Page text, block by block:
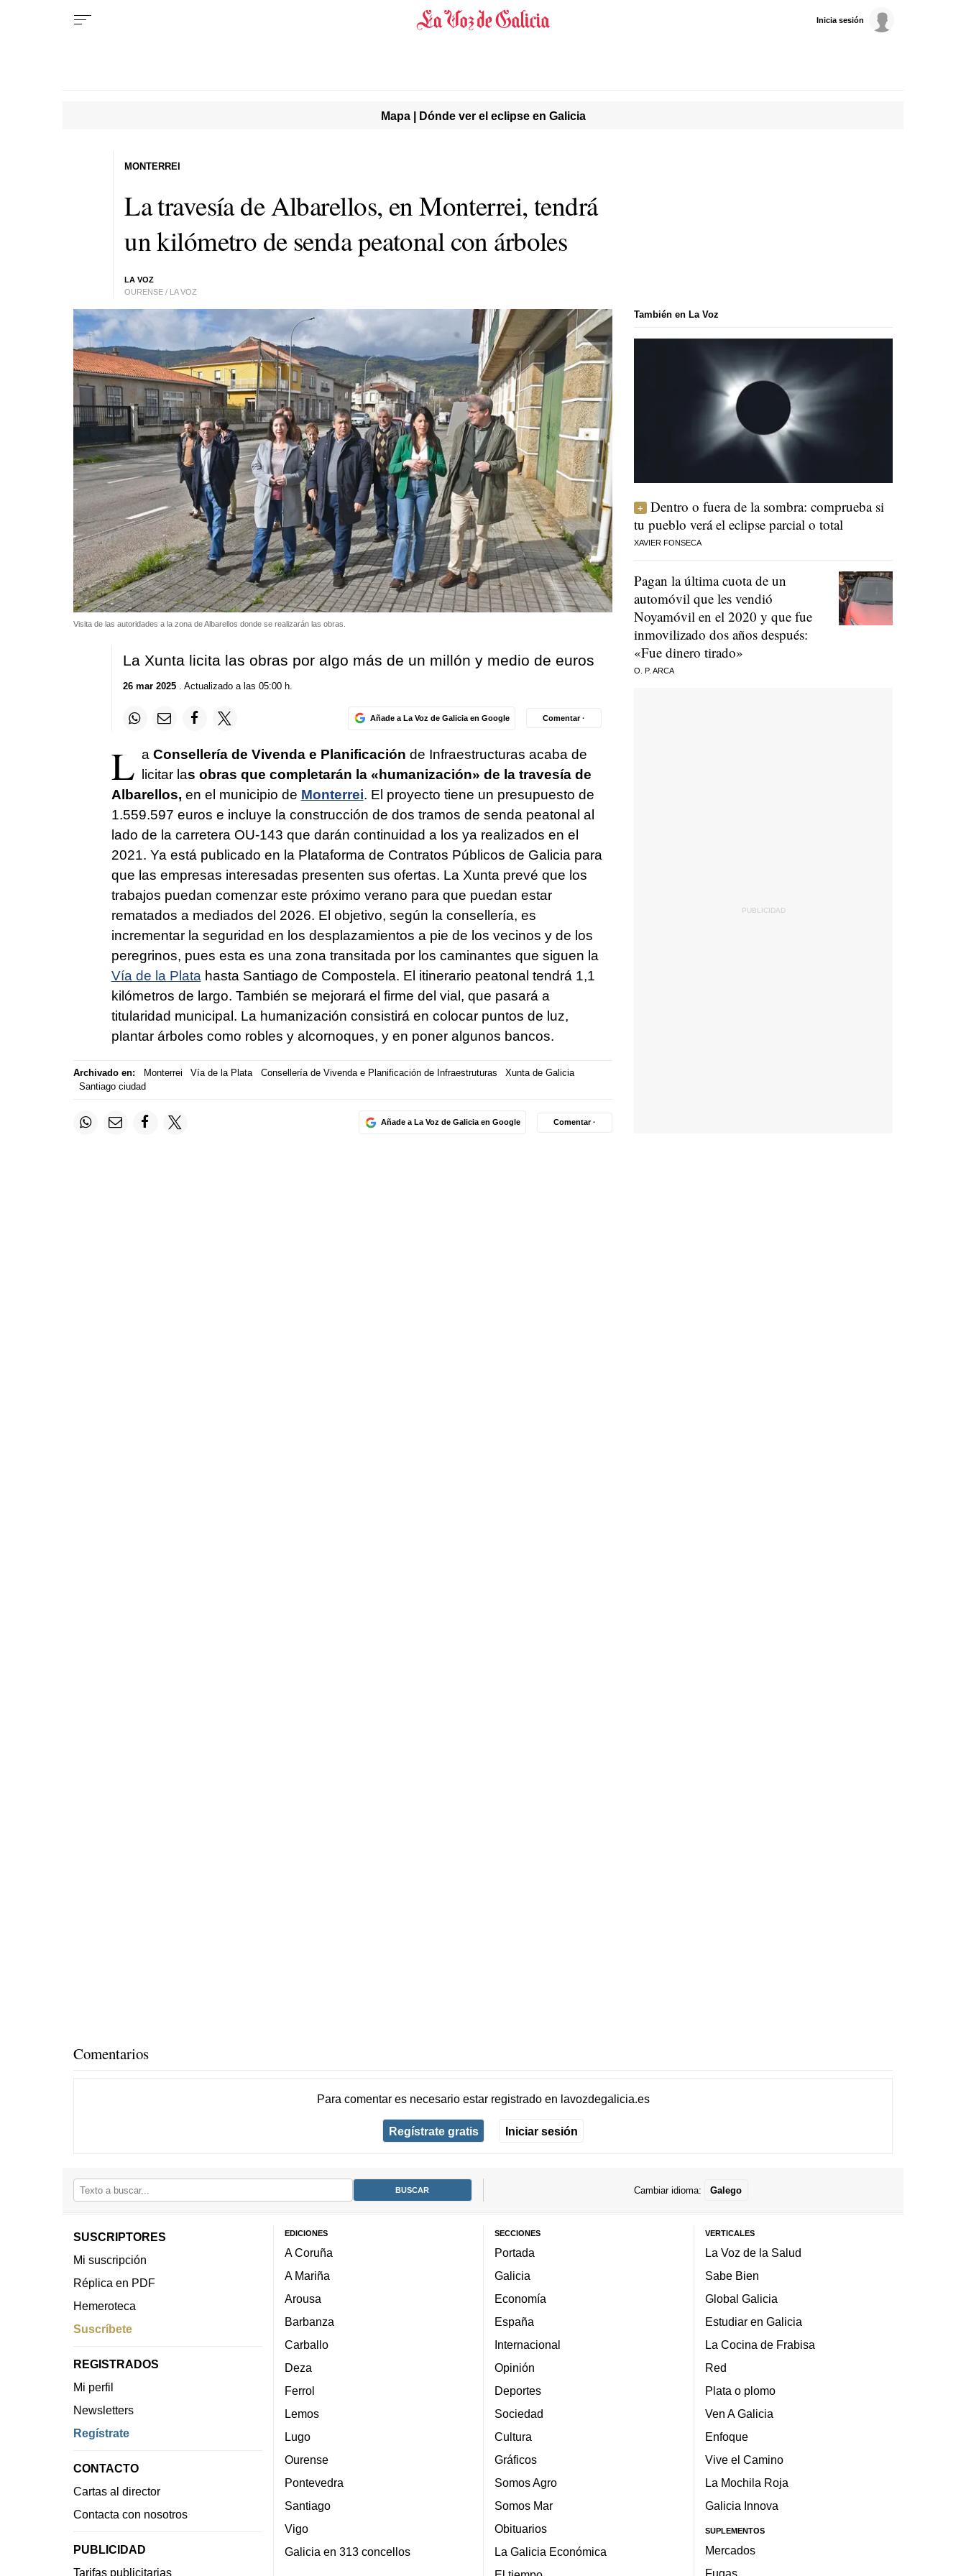
Inicia sesión
Mapa | Dónde ver el eclipse en Galicia
La travesía de Albarellos, en Monterrei, tendrá
un kilómetro de senda peatonal con árboles
LA VOZ
OURENSE / LA VOZ
MONTERREI
Visita de las autoridades a la zona de Albarellos donde se realizarán las obras.
La Xunta licita las obras por algo más de un millón y medio de euros
26 mar 2025. Actualizado a las 05:00 h.
Añade a La Voz de Galicia en Google Comentar ·
L a Consellería de Vivenda e Planificación de Infraestructuras acaba de
licitar las obras que completarán la «humanización» de la travesía de
Albarellos, en el municipio de Monterrei. El proyecto tiene un presupuesto de
1.559.597 euros e incluye la construcción de dos tramos de senda peatonal al
lado de la carretera OU-143 que darán continuidad a los ya realizados en el
2021. Ya está publicado en la Plataforma de Contratos Públicos de Galicia para
que las empresas interesadas presenten sus ofertas. La Xunta prevé que los
trabajos puedan comenzar este próximo verano para que puedan estar
rematados a mediados del 2026. El objetivo, según la consellería, es
incrementar la seguridad en los desplazamientos a pie de los vecinos y de los
peregrinos, pues esta es una zona transitada por los caminantes que siguen la
Vía de la Plata hasta Santiago de Compostela. El itinerario peatonal tendrá 1,1
kilómetros de largo. También se mejorará el firme del vial, que pasará a
titularidad municipal. La humanización consistirá en colocar puntos de luz,
plantar árboles como robles y alcornoques, y en poner algunos bancos.
Archivado en: Monterrei Vía de la Plata Consellería de Vivenda e Planificación de Infraestruturas
Xunta de Galicia
Santiago ciudad
Añade a La Voz de Galicia en Google Comentar ·
También en La Voz
Dentro o fuera de la sombra: comprueba si
tu pueblo verá el eclipse parcial o total
XAVIER FONSECA
Pagan la última cuota de un
automóvil que les vendió
Noyamóvil en el 2020 y que fue
inmovilizado dos años después:
«Fue dinero tirado»
O. P. ARCA
Comentarios
Para comentar es necesario estar registradoen lavozdegalicia.es
Regístrate gratis Iniciar sesión
Cambiar idioma: Galego
SUSCRIPTORES
Mi suscripción
Réplica en PDF
Hemeroteca
Suscríbete
REGISTRADOS
Mi perfil
Newsletters
Regístrate
CONTACTO
Cartas al director
Contacta con nosotros
PUBLICIDAD
Tarifas publicitarias
EDICIONES
A Coruña
A Mariña
Arousa
Barbanza
Carballo
Deza
Ferrol
Lemos
Lugo
Ourense
Pontevedra
Santiago
Vigo
Galicia en 313 concellos
SECCIONES
Portada
Galicia
Economía
España
Internacional
Opinión
Deportes
Sociedad
Cultura
Gráficos
Somos Agro
Somos Mar
Obituarios
La Galicia Económica
VERTICALES
La Voz de la Salud
Sabe Bien
Global Galicia
Estudiar en Galicia
La Cocina de Frabisa
Red
Plata o plomo
Ven A Galicia
Enfoque
Vive el Camino
La Mochila Roja
Galicia Innova
SUPLEMENTOS
Mercados
Fugas